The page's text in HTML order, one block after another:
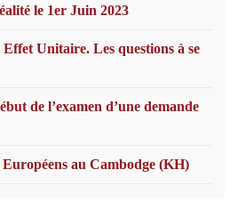
le 1er Juin 2023
Unitaire. Les questions à se
de l’examen d’une demande
au Cambodge (KH)